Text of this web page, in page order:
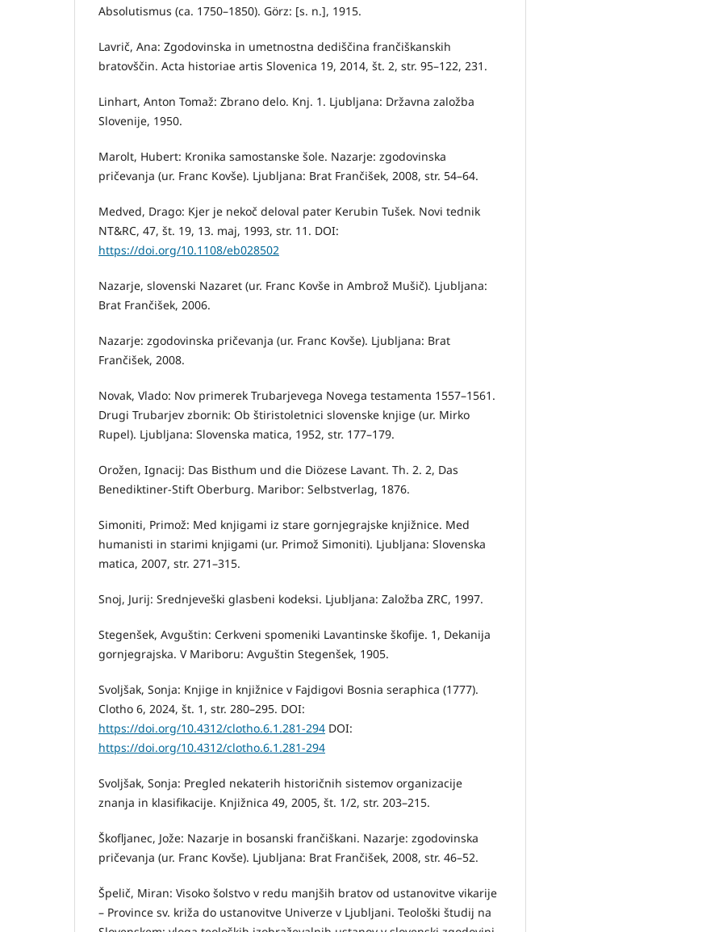
Absolutismus (ca. 1750–1850). Görz: [s. n.], 1915.
Lavrič, Ana: Zgodovinska in umetnostna dediščina frančiškanskih
bratovščin. Acta historiae artis Slovenica 19, 2014, št. 2, str. 95–122, 231.
Linhart, Anton Tomaž: Zbrano delo. Knj. 1. Ljubljana: Državna založba
Slovenije, 1950.
Marolt, Hubert: Kronika samostanske šole. Nazarje: zgodovinska
pričevanja (ur. Franc Kovše). Ljubljana: Brat Frančišek, 2008, str. 54–64.
Medved, Drago: Kjer je nekoč deloval pater Kerubin Tušek. Novi tednik
NT&RC, 47, št. 19, 13. maj, 1993, str. 11. DOI:
https://doi.org/10.1108/eb028502
Nazarje, slovenski Nazaret (ur. Franc Kovše in Ambrož Mušič). Ljubljana:
Brat Frančišek, 2006.
Nazarje: zgodovinska pričevanja (ur. Franc Kovše). Ljubljana: Brat
Frančišek, 2008.
Novak, Vlado: Nov primerek Trubarjevega Novega testamenta 1557–1561.
Drugi Trubarjev zbornik: Ob štiristoletnici slovenske knjige (ur. Mirko
Rupel). Ljubljana: Slovenska matica, 1952, str. 177–179.
Orožen, Ignacij: Das Bisthum und die Diözese Lavant. Th. 2. 2, Das
Benediktiner-Stift Oberburg. Maribor: Selbstverlag, 1876.
Simoniti, Primož: Med knjigami iz stare gornjegrajske knjižnice. Med
humanisti in starimi knjigami (ur. Primož Simoniti). Ljubljana: Slovenska
matica, 2007, str. 271–315.
Snoj, Jurij: Srednjeveški glasbeni kodeksi. Ljubljana: Založba ZRC, 1997.
Stegenšek, Avguštin: Cerkveni spomeniki Lavantinske škofije. 1, Dekanija
gornjegrajska. V Mariboru: Avguštin Stegenšek, 1905.
Svoljšak, Sonja: Knjige in knjižnice v Fajdigovi Bosnia seraphica (1777).
Clotho 6, 2024, št. 1, str. 280–295. DOI:
https://doi.org/10.4312/clotho.6.1.281-294 DOI:
https://doi.org/10.4312/clotho.6.1.281-294
Svoljšak, Sonja: Pregled nekaterih historičnih sistemov organizacije
znanja in klasifikacije. Knjižnica 49, 2005, št. 1/2, str. 203–215.
Škofljanec, Jože: Nazarje in bosanski frančiškani. Nazarje: zgodovinska
pričevanja (ur. Franc Kovše). Ljubljana: Brat Frančišek, 2008, str. 46–52.
Špelič, Miran: Visoko šolstvo v redu manjših bratov od ustanovitve vikarije
– Province sv. križa do ustanovitve Univerze v Ljubljani. Teološki študij na